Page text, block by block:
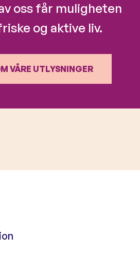
oss får muligheten
og aktive liv.
VÅRE UTLYSNINGER